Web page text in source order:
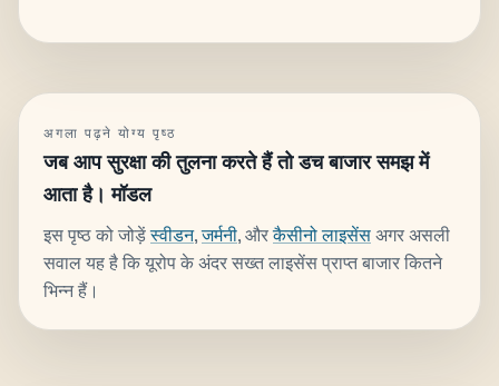
अगला पढ़ने योग्य पृष्ठ
जब आप सुरक्षा की तुलना करते हैं तो डच बाजार समझ में
आता है। मॉडल
इस पृष्ठ को जोड़ेंस्वीडन,जर्मनी, औरकैसीनो लाइसेंसअगर असली
सवाल यह है कि यूरोप के अंदर सख्त लाइसेंस प्राप्त बाजार कितने
भिन्न हैं।